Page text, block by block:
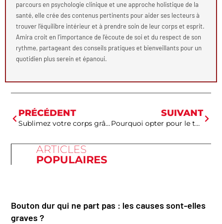
parcours en psychologie clinique et une approche holistique de la
santé, elle crée des contenus pertinents pour aider ses lecteurs à
trouver l’équilibre intérieur et à prendre soin de leur corps et esprit.
Amira croit en l’importance de l’écoute de soi et du respect de son
rythme, partageant des conseils pratiques et bienveillants pour un
quotidien plus serein et épanoui.
PRÉCÉDENT
Sublimez votre corps grâce à la médecine esthétique
SUIVANT
Pourquoi opter pour le télésecrétariat médical?
ARTICLES
POPULAIRES
Bouton dur qui ne part pas : les causes sont-elles
graves ?